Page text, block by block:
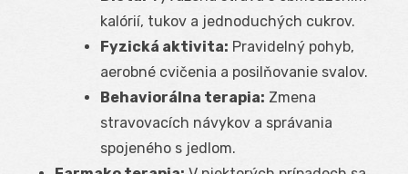
kalórií, tukov a jednoduchých cukrov.
Fyzická aktivita: Pravidelný pohyb,
aerobné cvičenia a posilňovanie svalov.
Behaviorálna terapia: Zmena
stravovacích návykov a správania
spojeného s jedlom.